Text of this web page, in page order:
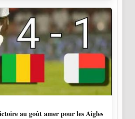
au goût amer pour les Aigles